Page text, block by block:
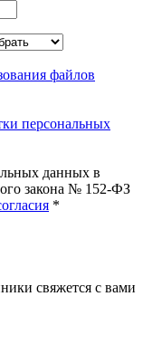
файлов
персональных
данных в
закона № 152-ФЗ
*
свяжется с вами